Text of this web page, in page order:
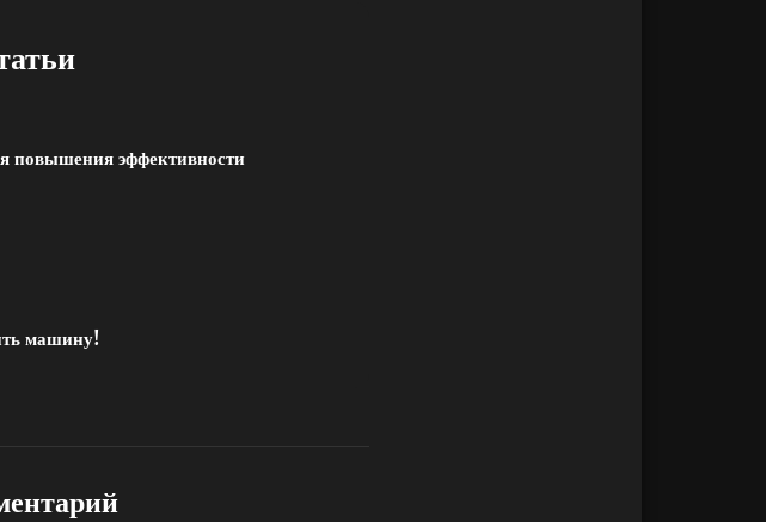
повышения эффективности
машину!